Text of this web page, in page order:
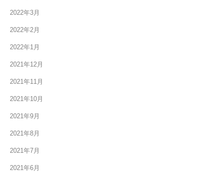
2022年3月
2022年2月
2022年1月
2021年12月
2021年11月
2021年10月
2021年9月
2021年8月
2021年7月
2021年6月